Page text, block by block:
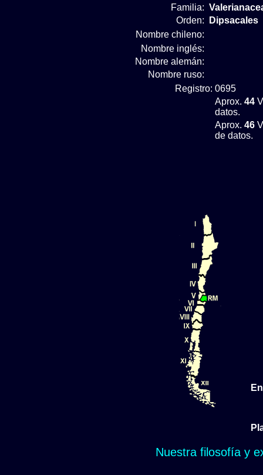
Familia:
Orden:
Dipsacales
Nombre chileno:
Nombre inglés:
Nombre alemán:
Nombre ruso:
Registro: 0695
Aprox. 44
datos.
Aprox. 46
de datos.
Nuestra filosofía y